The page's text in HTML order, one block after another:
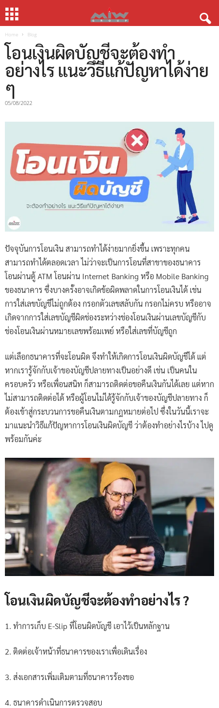
Home Blog
โอนเงินผิดบัญชีจะต้องทำ
อย่างไร แนะวิธีแก้ปัญหาได้ง่าย
ๆ
05/08/2022
ปัจจุบันการโอนเงิน สามารถทำได้ง่ายมากยิ่งขึ้น เพราะทุกคน
สามารถทำได้ตลอดเวลา ไม่ว่าจะเป็นการโอนที่สาขาของธนาคาร
โอนผ่านตู้ ATM โอนผ่าน Internet Banking หรือ Mobile Banking
ของธนาคาร ซึ่งบางครั้งอาจเกิดข้อผิดพลาดในการโอนเงินได้ เช่น
การใส่เลขบัญชีไม่ถูกต้อง กรอกตัวเลขสลับกัน กรอกไม่ครบ หรืออาจ
เกิดจากการใส่เลขบัญชีผิดช่องระหว่างช่องโอนเงินผ่านเลขบัญชีกับ
ช่องโอนเงินผ่านหมายเลขพร้อมเพย์ หรือใส่เลขที่บัญชีถูก
แต่เลือกธนาคารที่จะโอนผิด จึงทำให้เกิดการโอนเงินผิดบัญชีได้ แต่
หากเรารู้จักกับเจ้าของบัญชีปลายทางเป็นอย่างดี เช่น เป็นคนใน
ครอบครัว หรือเพื่อนสนิท ก็สามารถติดต่อขอคืนเงินกันได้เลย แต่หาก
ไม่สามารถติดต่อได้ หรือผู้โอนไม่ได้รู้จักกับเจ้าของบัญชีปลายทาง ก็
ต้องเข้าสู่กระบวนการขอคืนเงินตามกฎหมายต่อไป ซึ่งในวันนี้เราจะ
มาแนะนำวิธีแก้ปัญหาการโอนเงินผิดบัญชี ว่าต้องทำอย่างไรบ้าง ไปดู
พร้อมกันค่ะ
โอนเงินผิดบัญชีจะต้องทำอย่างไร ?
1. ทำการเก็บ E-Slip ที่โอนผิดบัญชี เอาไว้เป็นหลักฐาน
2. ติดต่อเจ้าหน้าที่ธนาคารของเราเพื่อเดินเรื่อง
3. ส่งเอกสารเพิ่มเติมตามที่ธนาคารร้องขอ
4. ธนาคารดำเนินการตรวจสอบ